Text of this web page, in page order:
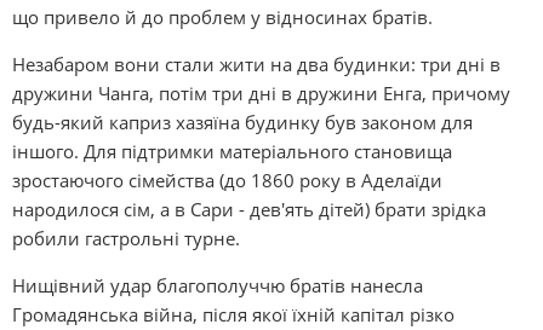
що привело й до проблем у відносинах братів.
Незабаром вони стали жити на два будинки: три дні в
дружини Чанга, потім три дні в дружини Енга, причому
будь-який каприз хазяїна будинку був законом для
іншого. Для підтримки матеріального становища
зростаючого сімейства (до 1860 року в Аделаїди
народилося сім, а в Сари - дев'ять дітей) брати зрідка
робили гастрольні турне.
Нищівний удар благополуччю братів нанесла
Громадянська війна, після якої їхній капітал різко